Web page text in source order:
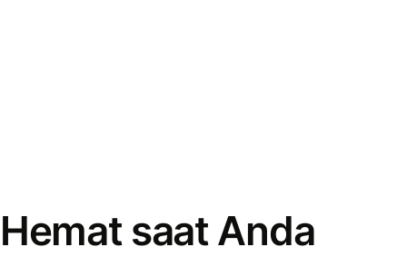
Hemat saat Anda